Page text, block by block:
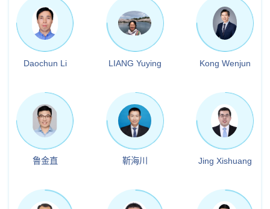
Daochun Li LIANG Yuying Kong Wenjun
鲁金直 靳海川 Jing Xishuang